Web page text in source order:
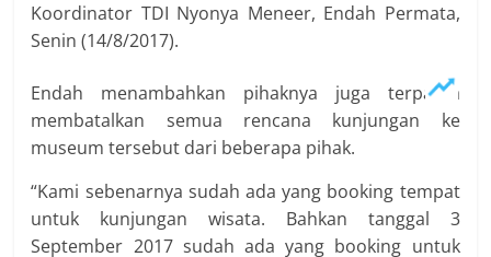
Koordinator TDI Nyonya Meneer, Endah Permata,
Senin (14/8/2017).
Endah menambahkan pihaknya juga terpaksa
membatalkan semua rencana kunjungan ke
museum tersebut dari beberapa pihak.
“Kami sebenarnya sudah ada yang booking tempat
untuk kunjungan wisata. Bahkan tanggal 3
September 2017 sudah ada yang booking untuk